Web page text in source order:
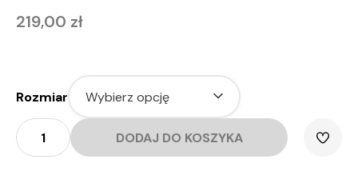
219,00 zł
Rozmiar
ilość
Spodnie
wiskoza
DODAJ DO KOSZYKA